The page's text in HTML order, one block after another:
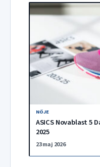
NÖJE
ASICS Novablast 5
2025
23 maj 2026